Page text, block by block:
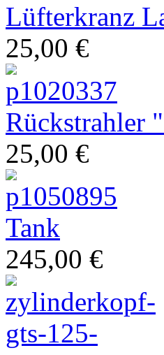
Ihr Spezialist für italienische
Restauration
Lüfterkranz
25,00 €
Rückstrahler
25,00 €
Tank
245,00 €